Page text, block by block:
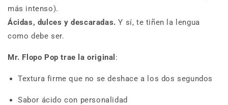
más intenso).
Ácidas, dulces y descaradas. Y sí, te tiñen la lengua
como debe ser.
Mr. Flopo Pop trae la original :
Textura firme que no se deshace a los dos segundos
Sabor ácido con personalidad